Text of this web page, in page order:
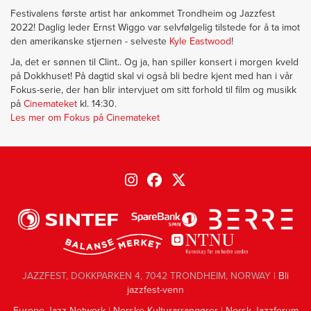
Festivalens første artist har ankommet Trondheim og Jazzfest
2022! Daglig leder Ernst Wiggo var selvfølgelig tilstede for å ta imot
den amerikanske stjernen - selveste Kyle Eastwood!
Ja, det er sønnen til Clint.. Og ja, han spiller konsert i morgen kveld
på Dokkhuset! På dagtid skal vi også bli bedre kjent med han i vår
Fokus-serie, der han blir intervjuet om sitt forhold til film og musikk
på Cinemateket kl. 14:30.
Les mer om Fokus på Cinemateket
JAZZFEST, DOKKPARKEN 4, 7042 TRONDHEIM, NORWAY | Bli
jazzfest-venn